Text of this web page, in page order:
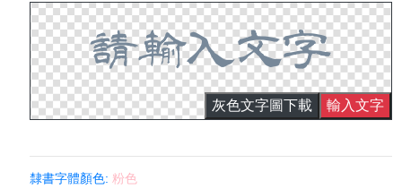
灰色文字圖下載 輸入文字
隸書字體顏色: 粉色